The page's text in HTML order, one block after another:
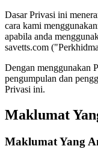
Dasar Privasi ini
cara kami
apabila anda
savetts.com
Dengan menggunakan
pengumpulan dan
Privasi ini.
Maklumat
Maklumat Yang